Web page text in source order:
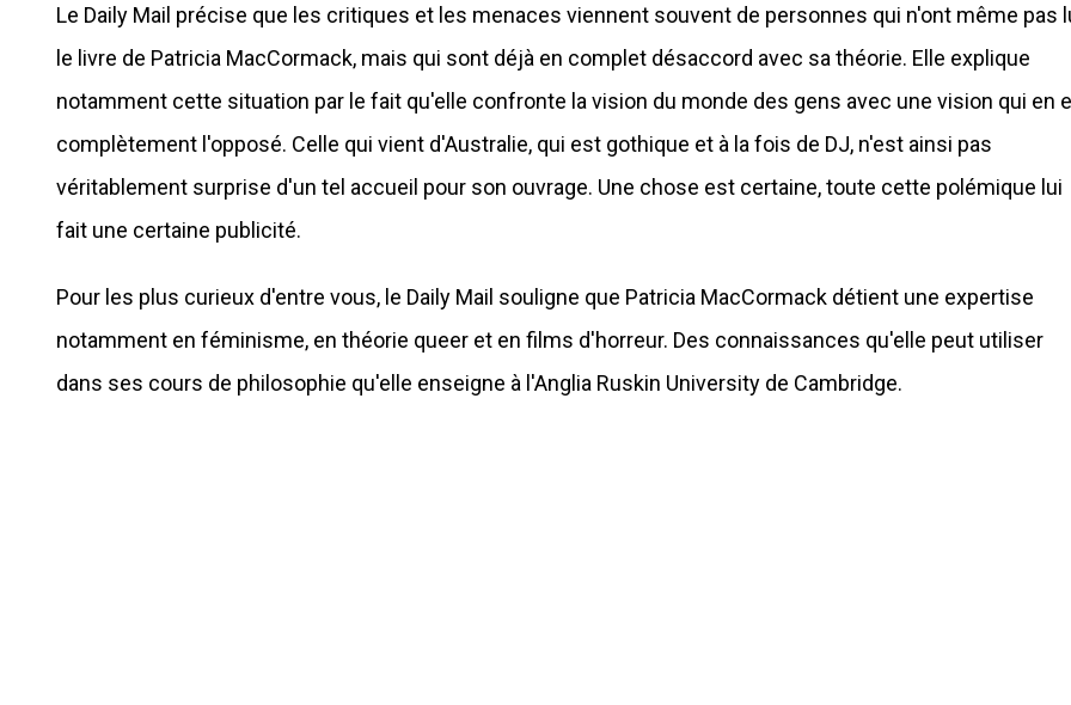
Le Daily Mail précise que les critiques et les menaces viennent souvent de personnes qui n'ont même pas
le livre de Patricia MacCormack, mais qui sont déjà en complet désaccord avec sa théorie. Elle explique
notamment cette situation par le fait qu'elle confronte la vision du monde des gens avec une vision qui en
complètement l'opposé. Celle qui vient d'Australie, qui est gothique et à la fois de DJ, n'est ainsi pas
véritablement surprise d'un tel accueil pour son ouvrage. Une chose est certaine, toute cette polémique lui
fait une certaine publicité.
Pour les plus curieux d'entre vous, le Daily Mail souligne que Patricia MacCormack détient une expertise
notamment en féminisme, en théorie queer et en films d'horreur. Des connaissances qu'elle peut utiliser
dans ses cours de philosophie qu'elle enseigne à l'Anglia Ruskin University de Cambridge.